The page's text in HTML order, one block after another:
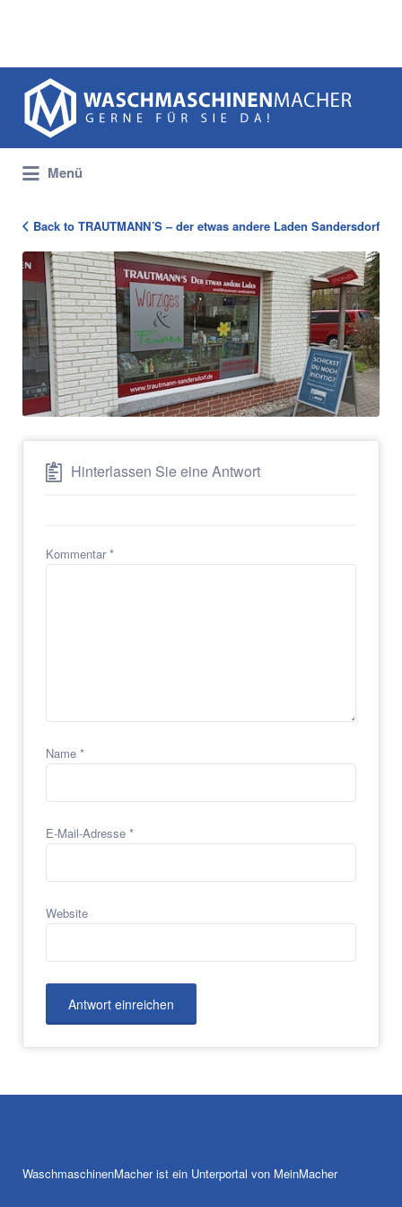
Suchen
nach:
Menü
1157_Trautmann_Laden_slide
Back to TRAUTMANN´S – der etwas andere Laden Sandersdorf
Hinterlassen Sie eine Antwort
Kommentar*
Name *
E-Mail-Adresse *
Website
WaschmaschinenMacher ist ein Unterportal von MeinMacher